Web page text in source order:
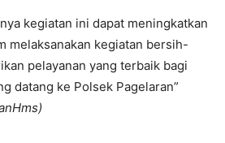
kegiatan ini dapat meningkatkan
melaksanakan kegiatan bersih-
pelayanan yang terbaik bagi
datang ke Polsek Pagelaran”